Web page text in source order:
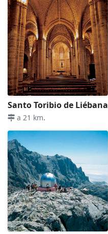
Santo Toribio de Liébana
a 21 km.